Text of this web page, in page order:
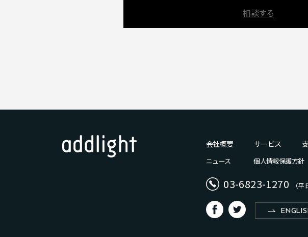
相談する
会社概要 サービス
ニュース 個人情報保護方針
03-6823-1270 （
d b